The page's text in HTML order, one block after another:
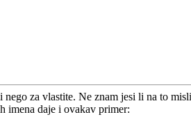
za vlastite. Ne znam jesi li na to
imena daje i ovakav primer: